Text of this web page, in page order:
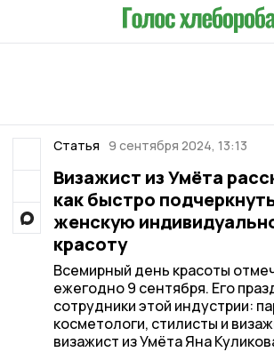
Статья 9 сентября 2024, 13:13
Визажист из Умёта
как быстро
женскую
красоту
Всемирный день красоты
ежегодно 9 сентября. Его
сотрудники этой индустрии:
косметологи, стилисты и
визажист из Умёта Яна